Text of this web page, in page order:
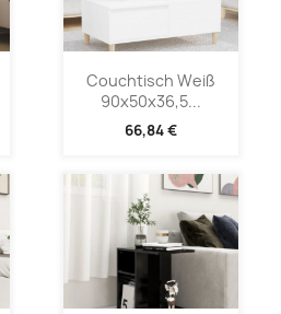
Couchtisch Weiß
90x50x36,5...
66,84 €